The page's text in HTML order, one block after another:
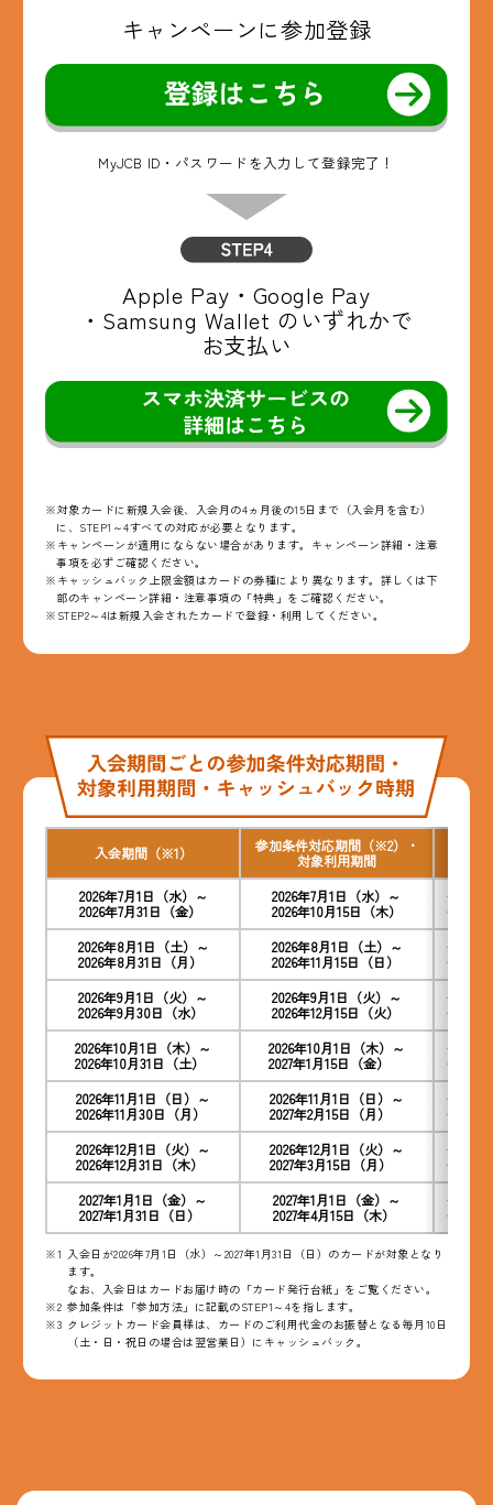
キャンペーンに参加登録
MyJCB ID・パスワードを入力して登録完了！
Apple Pay・ Google Pay
・Samsung Wallet のいずれかで
お支払い
※対象カードに新規入会後、入会月の4ヵ月後の15日まで（入会月を含む）
に、STEP1～4すべての対応が必要となります。
※キャンペーンが適用にならない場合があります。キャンペーン詳細・注意
事項を必ずご確認ください。
※キャッシュバック上限金額はカードの券種により異なります。詳しくは下
部のキャンペーン詳細・注意事項の「特典」をご確認ください。
※STEP2～4は新規入会されたカードで登録・利用してください。
入会期間（※1）
参加条件対応期間（※2）・
対象利用期間
2026年7月1日（水）～
2026年7月31日（金）
2026年7月1日（水）～
2026年10月15日（木）
＜クレ
＜デビ
2026年8月1日（土）～
2026年8月31日（月）
2026年8月1日（土）～
2026年11月15日（日）
＜クレ
＜デビ
2026年9月1日（火）～
2026年9月30日（水）
2026年9月1日（火）～
2026年12月15日（火）
＜クレ
＜デビ
2026年10月1日（木）～
2026年10月31日（土）
2026年10月1日（木）～
2027年1月15日（金）
＜クレ
＜デビ
2026年11月1日（日）～
2026年11月30日（月）
2026年11月1日（日）～
2027年2月15日（月）
＜クレ
＜デビ
2026年12月1日（火）～
2026年12月31日（木）
2026年12月1日（火）～
2027年3月15日（月）
＜クレ
＜デビ
2027年1月1日（金）～
2027年1月31日（日）
2027年1月1日（金）～
2027年4月15日（木）
＜クレ
＜デビ
入会日が2026年7月1日（水）～2027年1月31日（日）のカードが対象となり
ます。
なお、入会日はカードお届け時の「カード発行台紙」をご覧ください。
参加条件は「参加方法」に記載のSTEP1～4を指します。
クレジットカード会員様は、カードのご利用代金のお振替となる毎月10日
（土・日・祝日の場合は翌営業日）にキャッシュバック。